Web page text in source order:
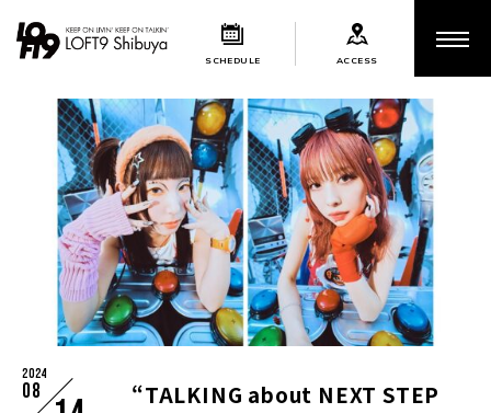
SCHEDULE ACCESS
2024
08
“TALKING about NEXT STEP